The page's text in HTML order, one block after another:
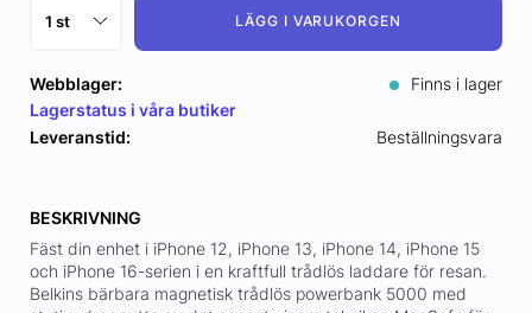
LÄGG I VARUKORGEN
Webblager:
Finns i lager
Lagerstatus i våra butiker
Leveranstid:
Beställningsvara
BESKRIVNING
Fäst din enhet i iPhone 12, iPhone 13, iPhone 14, iPhone 15
och iPhone 16-serien i en kraftfull trådlös laddare för resan.
Belkins bärbara magnetisk trådlös powerbank 5000 med